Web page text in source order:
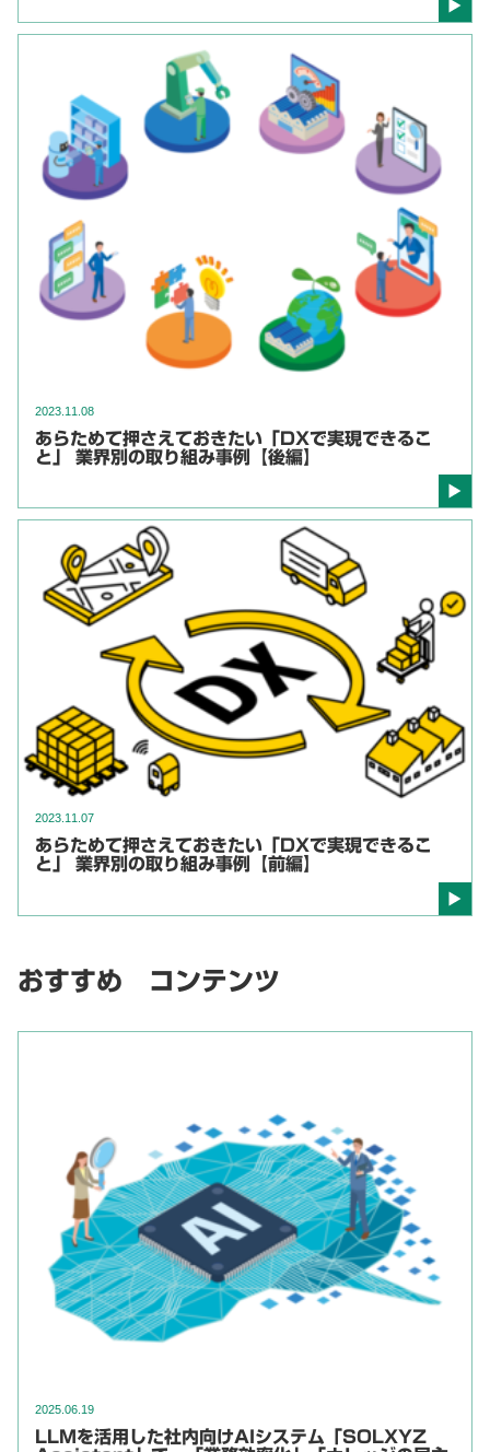
2023.11.08
あらためて押さえておきたい「DXで実現できるこ
と」 業界別の取り組み事例【後編】
2023.11.07
あらためて押さえておきたい「DXで実現できるこ
と」 業界別の取り組み事例【前編】
おすすめ コンテンツ
2025.06.19
LLMを活用した社内向けAIシステム「SOLXYZ